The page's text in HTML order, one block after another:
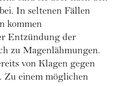
In seltenen Fällen
kommen
Entzündung der
zu Magenlähmungen.
von Klagen gegen
Zu einem möglichen